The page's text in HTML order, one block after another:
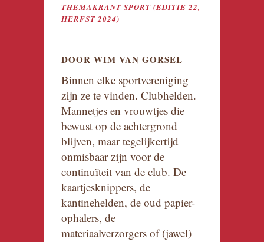
THEMAKRANT SPORT (EDITIE 22,
HERFST 2024)
DOOR WIM VAN GORSEL
Binnen elke sportvereniging
zijn ze te vinden. Clubhelden.
Mannetjes en vrouwtjes die
bewust op de achtergrond
blijven, maar tegelijkertijd
onmisbaar zijn voor de
continuïteit van de club. De
kaartjesknippers, de
kantinehelden, de oud papier-
ophalers, de
materiaalverzorgers of (jawel)